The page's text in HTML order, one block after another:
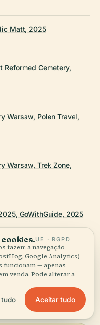
Matt, 2025
Reformed Cemetery,
Warsaw, Polen Travel,
Warsaw, Trek Zone,
GoWithGuide, 2025
Cemetery
e fontes oficiais ·
os nossos guias →
UE · RGPD
fazem a navegação
Google Analytics)
funcionam — apenas
venda. Pode alterar a
tudo Aceitar tudo